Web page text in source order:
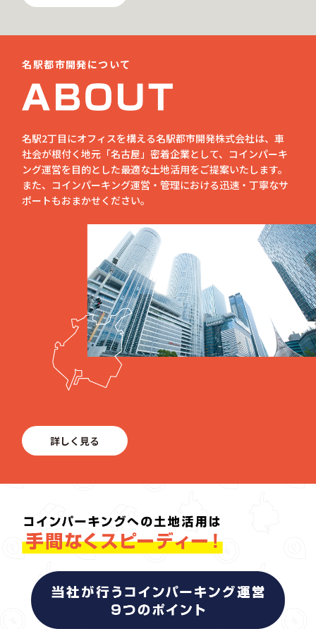
名駅都市開発について
名駅2丁目にオフィスを構える名駅都市開発株式会社は、車
社会が根付く地元「名古屋」密着企業として、コインパーキ
ング運営を目的とした最適な土地活用をご提案いたします。
また、コインパーキング運営・管理における迅速・丁寧なサ
ポートもおまかせください。
詳しく見る